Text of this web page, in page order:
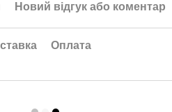
Новий відгук або коментар
Оплата